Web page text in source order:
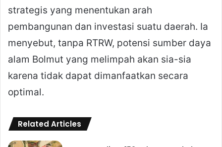
strategis yang menentukan arah
pembangunan dan investasi suatu daerah. Ia
menyebut, tanpa RTRW, potensi sumber daya
alam Bolmut yang melimpah akan sia-sia
karena tidak dapat dimanfaatkan secara
optimal.
Related Articles